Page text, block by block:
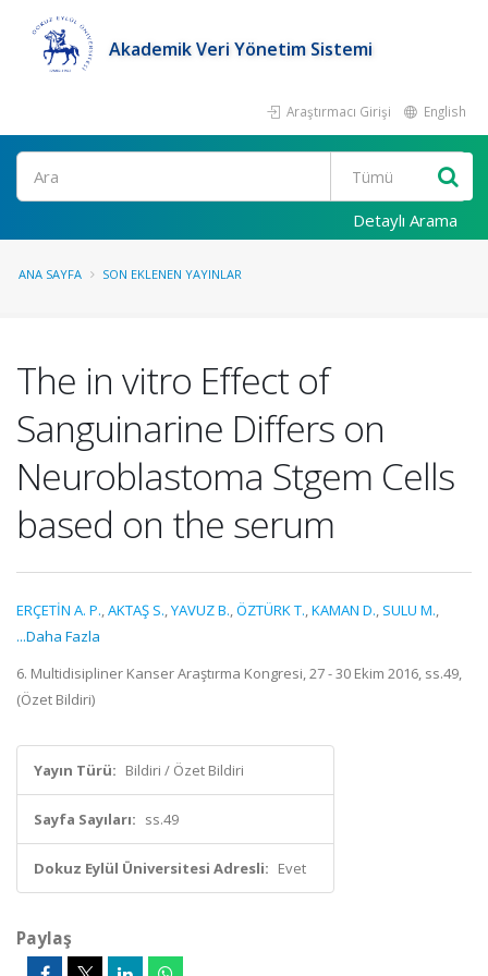
Akademik Veri Yönetim Sistemi
Araştırmacı Girişi English
Ara
Detaylı Arama
ANA SAYFA SON EKLENEN YAYINLAR
The in vitro Effect of
Sanguinarine Differs on
Neuroblastoma Stgem Cells
based on the serum
ERÇETİN A. P.,AKTAŞ S.,YAVUZ B.,ÖZTÜRK T.,KAMAN D., SULU M.,
...Daha Fazla
6. Multidisipliner Kanser Araştırma Kongresi, 27 - 30 Ekim 2016, ss.49,
(Özet Bildiri)
Yayın Türü: Bildiri / Özet Bildiri
Sayfa Sayıları: ss.49
Dokuz Eylül Üniversitesi Adresli: Evet
Paylaş